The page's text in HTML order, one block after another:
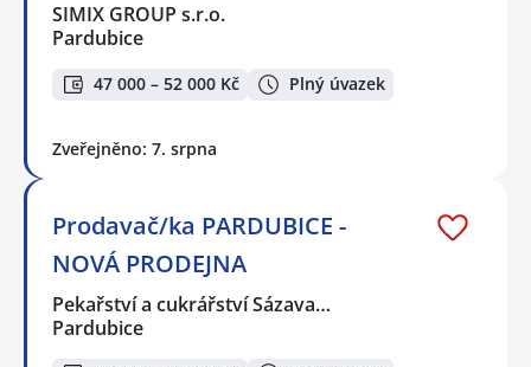
SIMIX GROUP s.r.o.
Pardubice
47 000 – 52 000 Kč Plný úvazek
Zveřejněno: 7. srpna
Prodavač/ka PARDUBICE -
NOVÁ PRODEJNA
Pekařství a cukrářství Sázava…
Pardubice